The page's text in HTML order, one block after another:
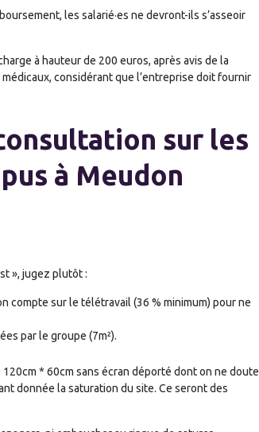
les salarié·es ne devront-ils s’asseoir
à hauteur de 200 euros, après avis de la
considérant que l’entreprise doit fournir
sur les
à Meudon
», jugez plutôt :
compte sur le télétravail (36 % minimum) pour ne
par le groupe (7m²).
* 60cm sans écran déporté dont on ne doute
donnée la saturation du site. Ce seront des